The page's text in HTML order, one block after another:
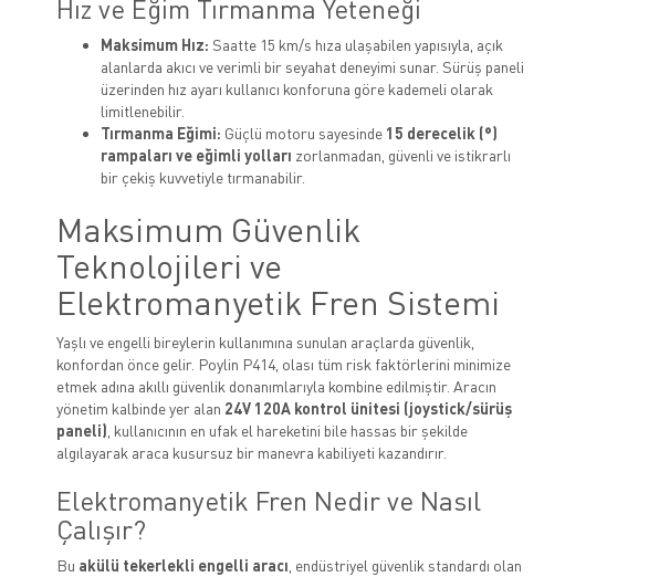
Hız ve Eğim Tırmanma Yeteneği
Maksimum Hız: Saatte 15 km/s hıza ulaşabilen yapısıyla, açık
alanlarda akıcı ve verimli bir seyahat deneyimi sunar. Sürüş paneli
üzerinden hız ayarı kullanıcı konforuna göre kademeli olarak
limitlenebilir.
Tırmanma Eğimi: Güçlü motoru sayesinde 15 derecelik (°)
rampaları ve eğimli yolları zorlanmadan, güvenli ve istikrarlı
bir çekiş kuvvetiyle tırmanabilir.
Maksimum Güvenlik
Teknolojileri ve
Elektromanyetik Fren Sistemi
Yaşlı ve engelli bireylerin kullanımına sunulan araçlarda güvenlik,
konfordan önce gelir. Poylin P414, olası tüm risk faktörlerini minimize
etmek adına akıllı güvenlik donanımlarıyla kombine edilmiştir. Aracın
yönetim kalbinde yer alan 24V 120A kontrol ünitesi (joystick/sürüş
paneli) , kullanıcının en ufak el hareketini bile hassas bir şekilde
algılayarak araca kusursuz bir manevra kabiliyeti kazandırır.
Elektromanyetik Fren Nedir ve Nasıl
Çalışır?
Bu akülü tekerlekli engelli aracı , endüstriyel güvenlik standardı olan